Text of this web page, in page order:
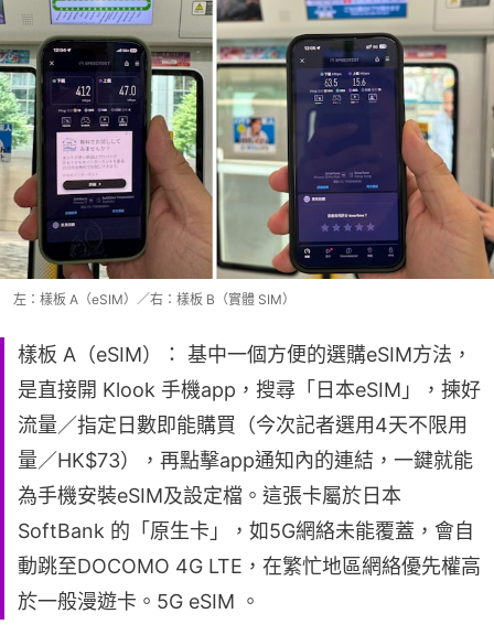
左：樣板 A（eSIM）／右：樣板 B（實體 SIM）
樣板 A（eSIM）： 基中一個方便的選購eSIM方法，
是直接開 Klook 手機app，搜尋「日本eSIM」，揀好
流量／指定日數即能購買（今次記者選用4天不限用
量／HK$73），再點擊app通知內的連結，一鍵就能
為手機安裝eSIM及設定檔。這張卡屬於日本
SoftBank 的「原生卡」，如5G網絡未能覆蓋，會自
動跳至DOCOMO 4G LTE，在繁忙地區網絡優先權高
於一般漫遊卡。5G eSIM 。